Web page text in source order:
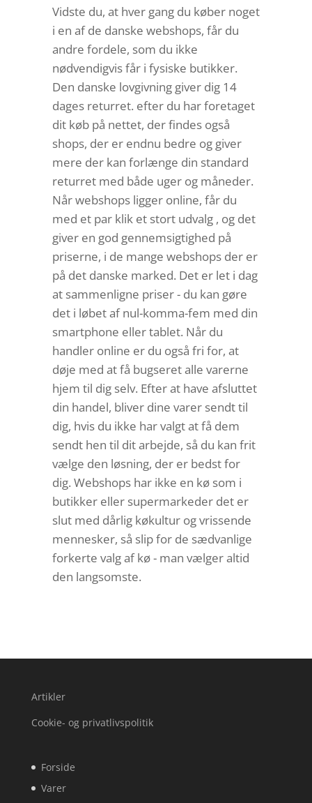
Vidste du, at hver gang du køber noget
i en af de danske webshops, får du
andre fordele, som du ikke
nødvendigvis får i fysiske butikker.
Den danske lovgivning giver dig 14
dages returret. efter du har foretaget
dit køb på nettet, der findes også
shops, der er endnu bedre og giver
mere der kan forlænge din standard
returret med både uger og måneder.
Når webshops ligger online, får du
med et par klik et stort udvalg , og det
giver en god gennemsigtighed på
priserne, i de mange webshops der er
på det danske marked. Det er let i dag
at sammenligne priser - du kan gøre
det i løbet af nul-komma-fem med din
smartphone eller tablet. Når du
handler online er du også fri for, at
døje med at få bugseret alle varerne
hjem til dig selv. Efter at have afsluttet
din handel, bliver dine varer sendt til
dig, hvis du ikke har valgt at få dem
sendt hen til dit arbejde, så du kan frit
vælge den løsning, der er bedst for
dig. Webshops har ikke en kø som i
butikker eller supermarkeder det er
slut med dårlig køkultur og vrissende
mennesker, så slip for de sædvanlige
forkerte valg af kø - man vælger altid
den langsomste.
Artikler
Cookie- og privatlivspolitik
Forside
Varer